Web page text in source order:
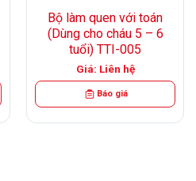
Bộ làm quen với toán
(Dùng cho cháu 5 – 6
tuổi) TTI-005
Giá: Liên hệ
Báo giá